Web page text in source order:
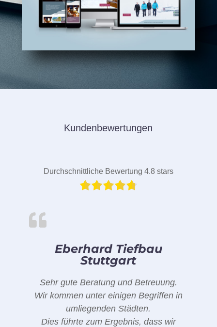
Kundenbewertungen
Durchschnittliche Bewertung 4.8 stars
Eberhard Tiefbau
Stuttgart
Sehr gute Beratung und Betreuung.
Wir kommen unter einigen Begriffen in
umliegenden Städten.
Dies führte zum Ergebnis, dass wir